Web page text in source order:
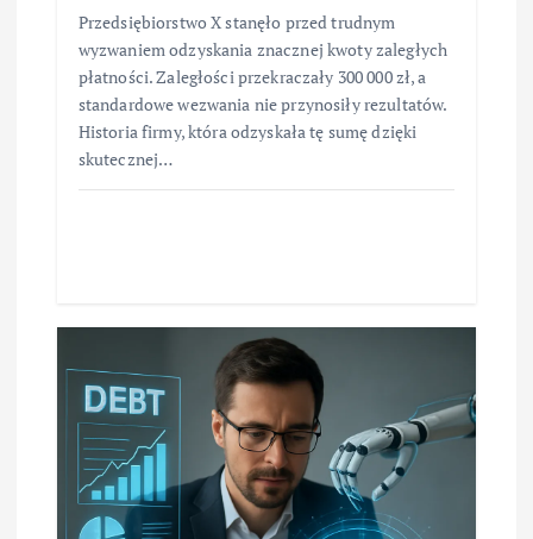
Przedsiębiorstwo X stanęło przed trudnym
wyzwaniem odzyskania znacznej kwoty zaległych
płatności. Zaległości przekraczały 300 000 zł, a
standardowe wezwania nie przynosiły rezultatów.
Historia firmy, która odzyskała tę sumę dzięki
skutecznej…